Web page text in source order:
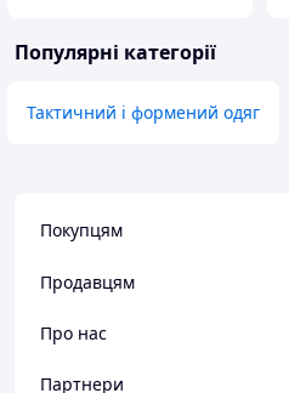
Популярні категорії
Тактичний і формений одяг
Покупцям
Продавцям
Про нас
Партнери